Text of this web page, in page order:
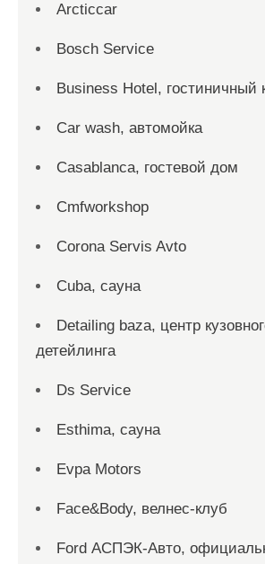
Arcticcar
Bosch Service
Business Hotel, гостиничный
Car wash, автомойка
Casablanca, гостевой дом
Cmfworkshop
Corona Servis Avto
Cuba, сауна
Detailing baza, центр
детейлинга
Ds Service
Esthima, сауна
Evpa Motors
Face&Body, велнес-клуб
Ford АСПЭК-Авто,